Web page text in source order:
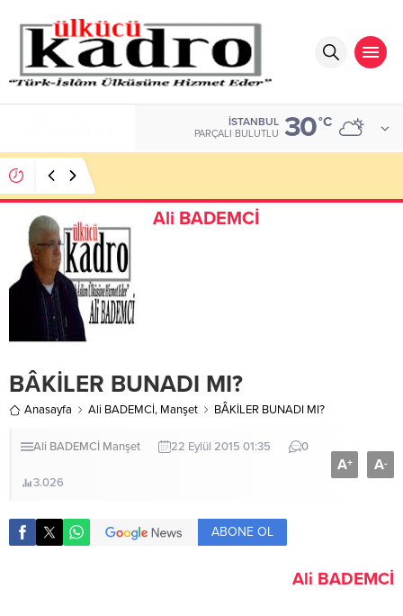
İSTANBUL
PARÇALI BULUTLU 30°C
Ali BADEMCİ
BÂKİLER BUNADI MI?
Anasayfa Ali BADEMCİ, Manşet BÂKİLER BUNADI MI?
Ali BADEMCİ Manşet 22 Eylül 2015 01:35 0
3.026
A+ A-
ABONE OL
Ali BADEMCİ